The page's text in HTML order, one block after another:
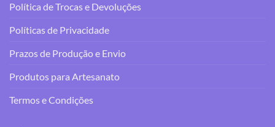
Política de Trocas e Devoluções
Políticas de Privacidade
Prazos de Produção e Envio
Produtos para Artesanato
Termos e Condições